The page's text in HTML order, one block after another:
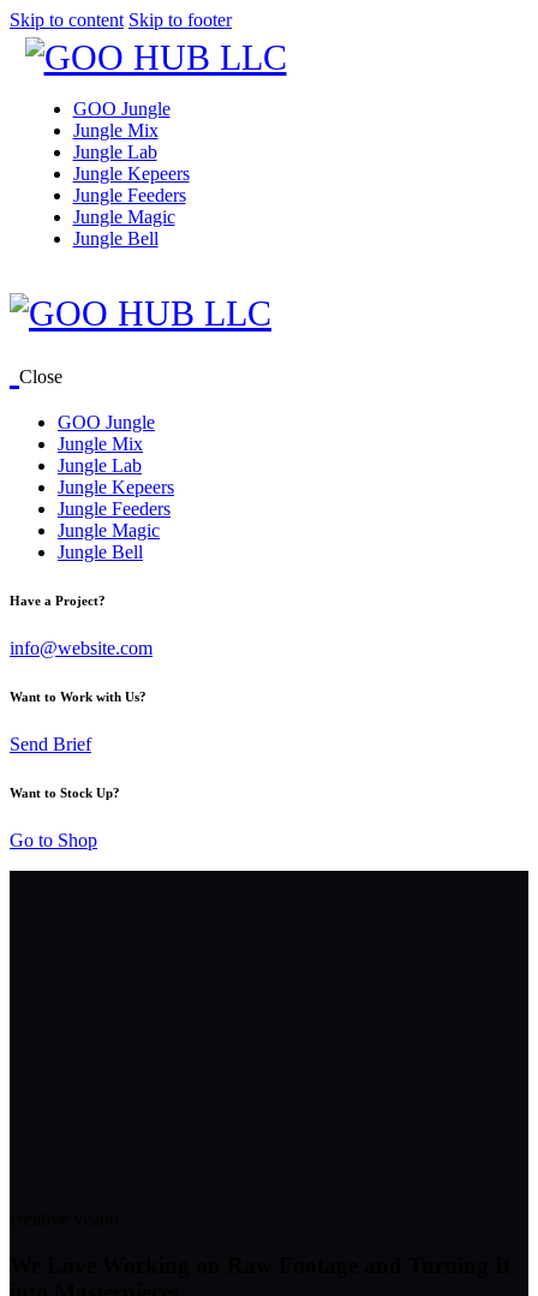
Skip to content Skip to footer
GOO Jungle
Jungle Mix
Jungle Lab
Jungle Kepeers
Jungle Feeders
Jungle Magic
Jungle Bell
Close
GOO Jungle
Jungle Mix
Jungle Lab
Jungle Kepeers
Jungle Feeders
Jungle Magic
Jungle Bell
Have a Project?
info@website.com
Want to Work with Us?
Send Brief
Want to Stock Up?
Go to Shop